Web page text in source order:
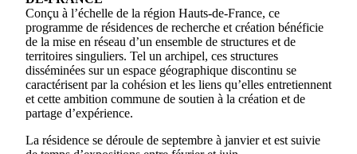
Conçu à l’échelle de la région Hauts-de-France, ce
programme de résidences de recherche et création bénéficie
de la mise en réseau d’un ensemble de structures et de
territoires singuliers. Tel un archipel, ces structures
disséminées sur un espace géographique discontinu se
caractérisent par la cohésion et les liens qu’elles entretiennent
et cette ambition commune de soutien à la création et de
partage d’expérience.
La résidence se déroule de septembre à janvier et est suivie